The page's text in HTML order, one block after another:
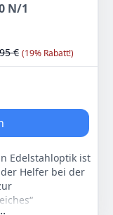
N/1
€ (19% Rabatt!)
Edelstahloptik ist
Helfer bei der